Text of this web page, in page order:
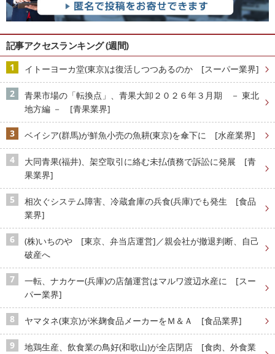
記事アクセスランキング (週間)
イトーヨーカ堂(東京)は復活しつつあるのか [スーパー業界]
青果市場の「転換点」、青果大卸２０２６年３月期 － 東北
地方編 － [青果業界]
ベイシア(群馬)が鮮魚小売の魚耕(東京)を傘下に [水産業界]
大同青果(福井)、架空取引に絡む未払債務で訴訟に発展 [青
果業界]
相次ぐシステム障害、冷蔵倉庫の兵食(兵庫)でも発生 [食品
業界]
(株)いちのや [東京、弁当店運営]／親会社が撤退判断、自己
破産へ
一転、ナカケー(兵庫)の店舗運営はマルワ渡辺水産に [スー
パー業界]
ヤマタネ(東京)が米麹食品メーカーをＭ＆Ａ [食品業界]
地鶏生産、飲食業の鳥好(和歌山)が全店閉店 [食肉、外食業